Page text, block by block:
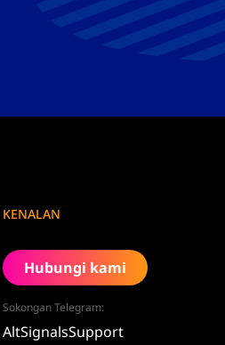
KENALAN
Hubungi kami
Sokongan Telegram:
AltSignalsSupport